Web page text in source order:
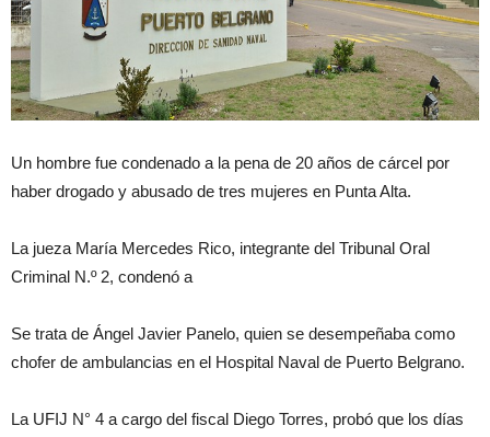
Un hombre fue condenado a la pena de 20 años de cárcel por
haber drogado y abusado de tres mujeres en Punta Alta.
La jueza María Mercedes Rico, integrante del Tribunal Oral
Criminal N.º 2, condenó a
Se trata de Ángel Javier Panelo, quien se desempeñaba como
chofer de ambulancias en el Hospital Naval de Puerto Belgrano.
La UFIJ N° 4 a cargo del fiscal Diego Torres, probó que los días